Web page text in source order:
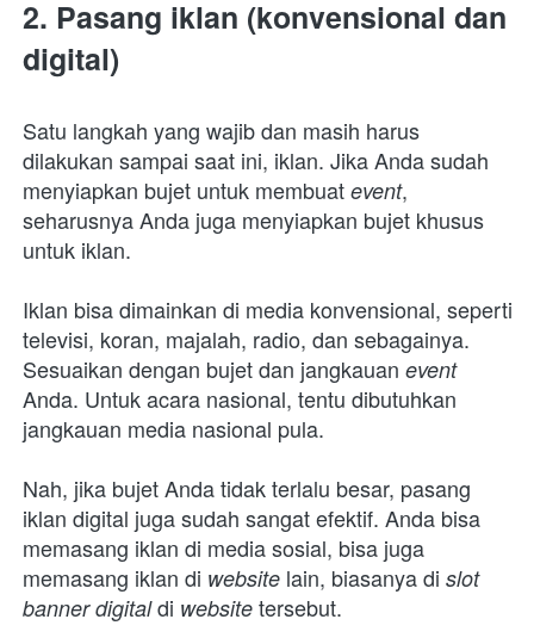
2. Pasang iklan (konvensional dan
digital)
Satu langkah yang wajib dan masih harus
dilakukan sampai saat ini, iklan. Jika Anda sudah
menyiapkan bujet untuk membuat event,
seharusnya Anda juga menyiapkan bujet khusus
untuk iklan.
Iklan bisa dimainkan di media konvensional, seperti
televisi, koran, majalah, radio, dan sebagainya.
Sesuaikan dengan bujet dan jangkauan
event
Anda. Untuk acara nasional, tentu dibutuhkan
jangkauan media nasional pula.
Nah, jika bujet Anda tidak terlalu besar, pasang
iklan digital juga sudah sangat efektif. Anda bisa
memasang iklan di media sosial, bisa juga
memasang iklan di website lain, biasanya di slot
banner digital di website tersebut.